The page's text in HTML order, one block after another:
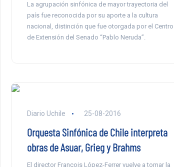
La agrupación sinfónica de mayor trayectoria del
país fue reconocida por su aporte a la cultura
nacional, distinción que fue otorgada por el Centro
de Extensión del Senado “Pablo Neruda”.
Diario Uchile 25-08-2016
Orquesta Sinfónica de Chile interpreta
obras de Asuar, Grieg y Brahms
El director François López-Ferrer vuelve a tomar la